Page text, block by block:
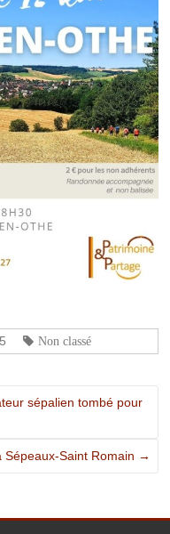
Non classé
sépalien tombé pour
Saint Romain →